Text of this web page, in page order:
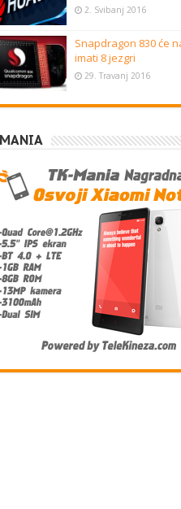
2. Svibanj 2016
Snapdragon 830 će
imati 8 jezgri
29. Travanj 2016